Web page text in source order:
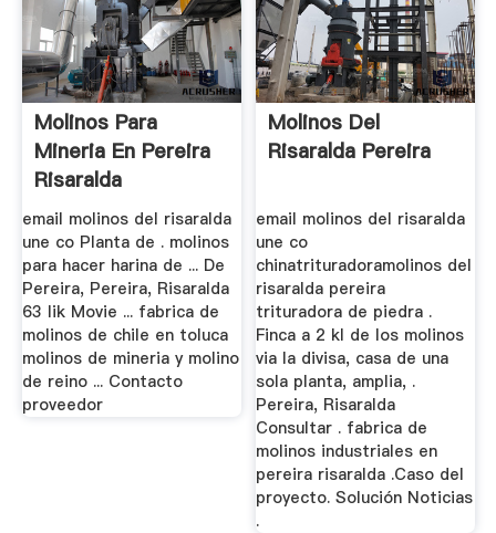
Molinos Para
Mineria En Pereira
Risaralda
email molinos del risaralda
une co Planta de . molinos
para hacer harina de ... De
Pereira, Pereira, Risaralda
63 lik Movie ... fabrica de
molinos de chile en toluca
molinos de mineria y molino
de reino ... Contacto
proveedor
Molinos Del
Risaralda Pereira
email molinos del risaralda
une co
chinatrituradoramolinos del
risaralda pereira
trituradora de piedra .
Finca a 2 kl de los molinos
via la divisa, casa de una
sola planta, amplia, .
Pereira, Risaralda
Consultar . fabrica de
molinos industriales en
pereira risaralda .Caso del
proyecto. Solución Noticias
.